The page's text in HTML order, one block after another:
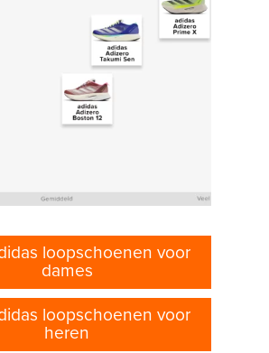
loopschoenen voor
dames
loopschoenen voor
heren